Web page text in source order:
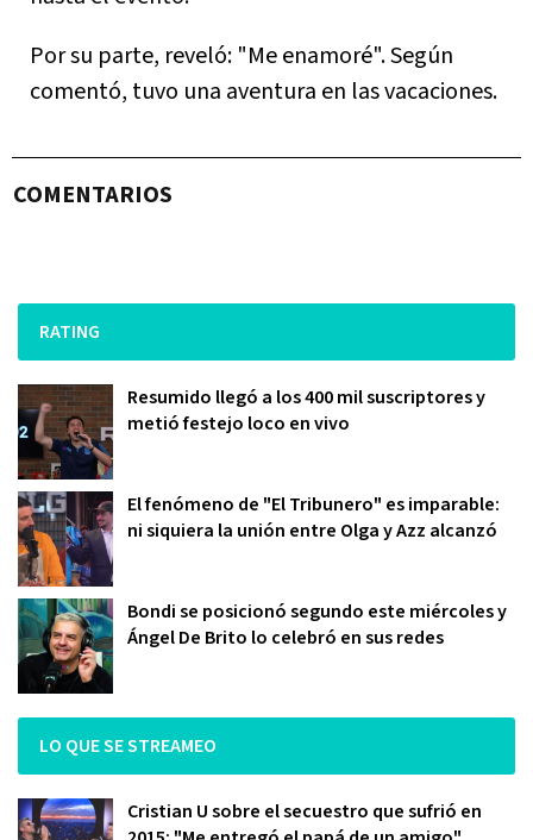
Por su parte, reveló: "Me enamoré". Según
comentó, tuvo una aventura en las vacaciones.
COMENTARIOS
RATING
Resumido llegó a los 400 mil suscriptores y
metió festejo loco en vivo
El fenómeno de "El Tribunero" es imparable:
ni siquiera la unión entre Olga y Azz alcanzó
Bondi se posicionó segundo este miércoles y
Ángel De Brito lo celebró en sus redes
LO QUE SE STREAMEO
Cristian U sobre el secuestro que sufrió en